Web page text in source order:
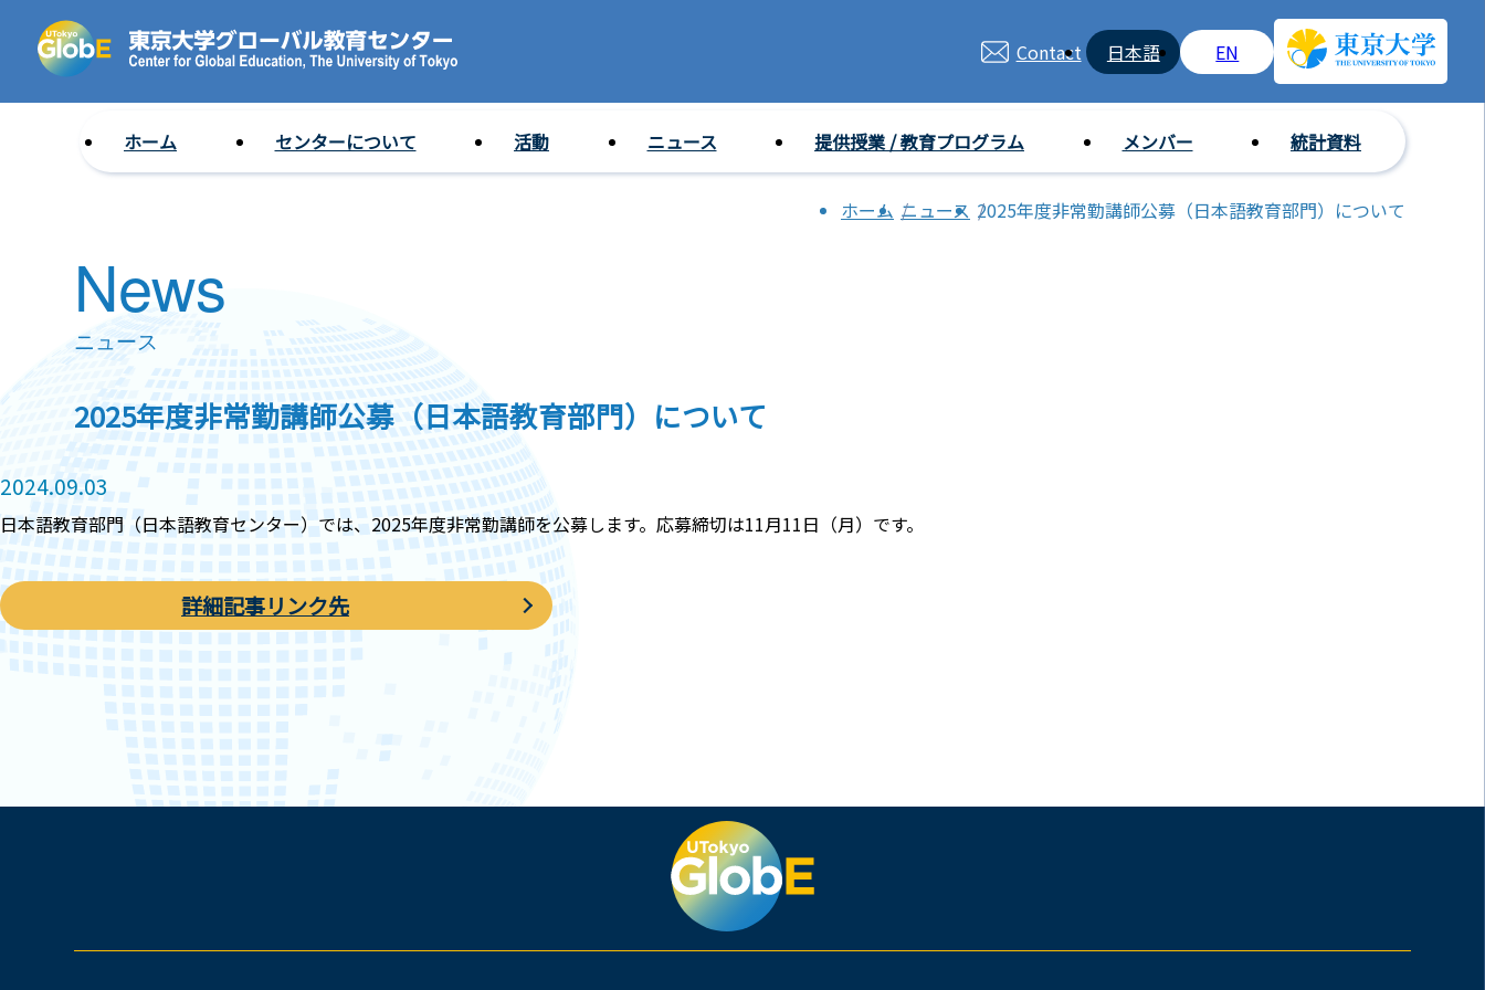
Contact 日本語 EN
ホーム センターについて 活動 ニュース 提供授業 / 教育プログラム メンバー 統計資料
ホーム ニュース 2025年度非常勤講師公募（日本語教育部門）について
News
ニュース
2025年度非常勤講師公募（日本語教育部門）について
2024.09.03
日本語教育部門（日本語教育センター）では、2025年度非常勤講師を公募します。応募締切は11月11日（月）です。
詳細記事リンク先